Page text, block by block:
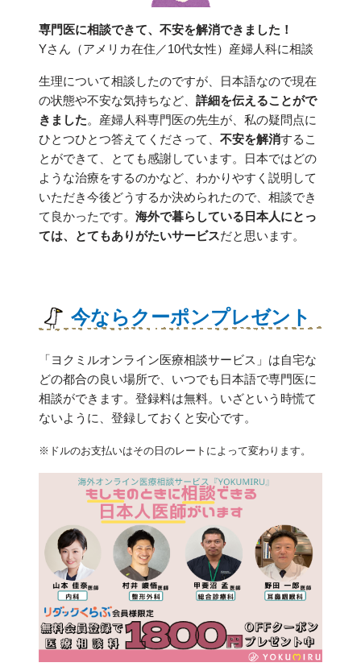
専門医に相談できて、不安を解消できました！
Yさん（アメリカ在住／10代女性）産婦人科に相談
生理について相談したのですが、日本語なので現在
の状態や不安な気持ちなど、 詳細を伝えることがで
きました。産婦人科専門医の先生が、私の疑問点に
ひとつひとつ答えてくださって、 不安を解消するこ
とができて、とても感謝しています。日本ではどの
ような治療をするのかなど、わかりやすく説明して
いただき今後どうするか決められたので、相談でき
て良かったです。 海外で暮らしている日本人にとっ
ては、とてもありがたいサービスだと思います。
今ならクーポンプレゼント
「ヨクミルオンライン医療相談サービス」は自宅な
どの都合の良い場所で、いつでも日本語で専門医に
相談ができます。登録料は無料。いざという時慌て
ないように、登録しておくと安心です。
※ドルのお支払いはその日のレートによって変わります。